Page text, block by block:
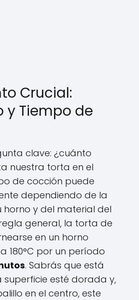
Crucial:
y Tiempo de
clave: ¿cuánto
nuestra torta en el
de cocción puede
dependiendo de la
y del material del
general, la torta de
en un horno
180°C por un período
. Sabrás que está
superficie esté dorada y,
en el centro, este